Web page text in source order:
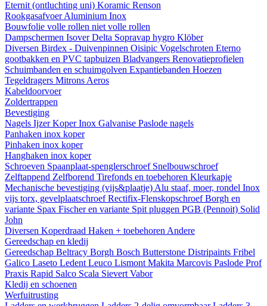
Eternit (ontluchting uni) Koramic Renson
RookgasafvoerAluminium Inox
Bouwfolie volle rollen niet volle rollen
Dampschermen IsoverDelta Sopravap hygro Klöber
Diversen Birdex - Duivenpinnen Oisipic Vogelschroten Eterno
gootbakken en PVC tapbuizen Bladvangers Renovatieprofielen
Schuimbanden en schuimgolven Expantiebanden Hoezen
Tegeldragers Mitrons Aeros
Kabeldoorvoer
Zoldertrappen
Bevestiging
Nagels IjzerKoperInox Galvanise Paslode nagels
Panhaken inox koper
Pinhaken inox koper
Hanghaken inox koper
Schroeven Spaanplaat-spenglerschroef Snelbouwschroef
Zelftappend Zelfborend Tirefonds en toebehoren Kleurkapje
Mechanische bevestiging (vijs&plaatje) Alu staaf, moer, rondel Inox
vijs torx, gevelplaatschroefRectifix-FlenskopschroefBorgh en
variante Spax Fischer en variante Spit pluggen PGB (Pennoit) Solid
John
Diversen Koperdraad Haken + toebehoren Andere
Gereedschap en kledij
Gereedschap Beltracy Borgh Bosch Butterstone Distripaints Fribel
Galico Laseto Ledent Leuco Lismont Makita Marcovis Paslode Prof
Praxis Rapid Salco Scala Sievert Vabor
Kledij en schoenen
Werfuitrusting